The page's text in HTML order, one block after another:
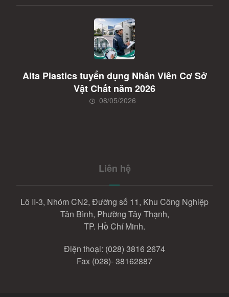
Alta Plastics tuyển dụng Nhân Viên Cơ Sở
Vật Chất năm 2026
08/05/2026
Liên hệ
Lô II-3, Nhóm CN2, Đường số 11, Khu Công Nghiệp
Tân Bình, Phường Tây Thạnh,
TP. Hồ Chí Minh.
Điện thoại: (028) 3816 2674
Fax (028)- 38162887